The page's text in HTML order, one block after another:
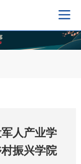
导
切
换
人产业学
振兴学院